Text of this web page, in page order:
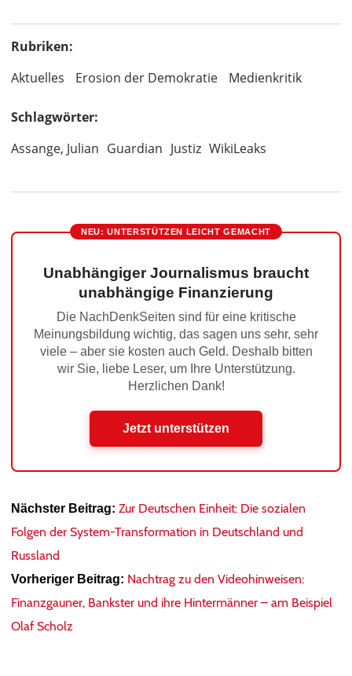
Rubriken:
Aktuelles
Erosion der Demokratie Medienkritik
Schlagwörter:
Assange, Julian Guardian Justiz WikiLeaks
NEU: UNTERSTÜTZEN LEICHT GEMACHT
Unabhängiger Journalismus braucht
unabhängige Finanzierung
Die NachDenkSeiten sind für eine kritische
Meinungsbildung wichtig, das sagen uns sehr, sehr
viele – aber sie kosten auch Geld. Deshalb bitten
wir Sie, liebe Leser, um Ihre Unterstützung.
Herzlichen Dank!
Jetzt unterstützen
Nächster Beitrag: Zur Deutschen Einheit: Die sozialen
Folgen der System-Transformation in Deutschland und
Russland
Vorheriger Beitrag: Nachtrag zu den Videohinweisen:
Finanzgauner, Bankster und ihre Hintermänner – am Beispiel
Olaf Scholz